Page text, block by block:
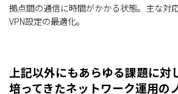
拠点間の通信に時間がかかる状態。主な対
VPN設定の最適化。
上記以外にもあらゆる課題に対
培ってきたネットワーク運用の